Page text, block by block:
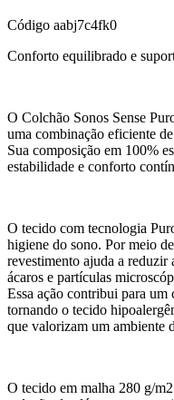
Código aabj7c4fk0
Conforto equilibrado e
O Colchão Sonos Sense
uma combinação eficiente
Sua composição em 100%
estabilidade e conforto
O tecido com tecnologia
higiene do sono. Por meio
revestimento ajuda a reduzir
ácaros e partículas
Essa ação contribui para
tornando o tecido
que valorizam um ambiente
O tecido em malha 280 g/